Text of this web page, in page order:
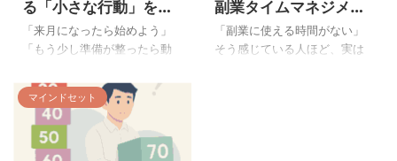
実は、副業初心者がつまずく
があります。これらの「壁」
を事前に知っておくことで、
折を回避できる可能性が高ま
ります。 今回は、ほとんどの
副業初心者がぶつかる「3つの
壁」と、それらを乗り越える
るほど、やるべきことが増え
「やっぱり自分には無理か
も」と諦めてしまう。 そんな
る「小さな行動」を重
ねよう
「来月になったら始めよう」
「もう少し準備が整ったら動
けば半年が過ぎていた。そん
な経験はありませんか？ 副業
や起業の準備を「いつか」に
先送りにしてしまうとき、多
副業タイムマネジメン
ト術
「副業に使える時間がない」
そう感じている人ほど、実は
マインドセット